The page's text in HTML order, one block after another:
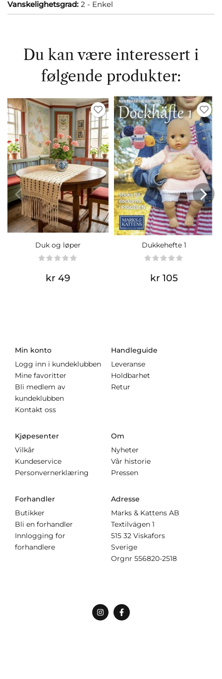
Vanskelighetsgrad: 2 - Enkel
Du kan være interessert i
følgende produkter:
Duk og løper
kr 49
Dukkehefte 1
kr 105
Min konto
Logg inn i kundeklubben
Mine favoritter
Bli medlem av
kundeklubben
Kontakt oss
Handleguide
Leveranse
Holdbarhet
Retur
Kjøpesenter
Vilkår
Kundeservice
Personvernerklæring
Om
Nyheter
Vår historie
Pressen
Forhandler
Butikker
Bli en forhandler
Innlogging for
forhandlere
Adresse
Marks & Kattens AB
Textilvägen 1
515 32 Viskafors
Sverige
Orgnr 556820-2518